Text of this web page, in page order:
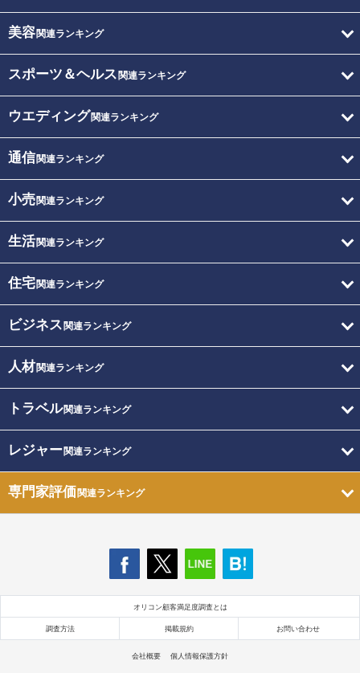
美容関連ランキング
スポーツ＆ヘルス 関連ランキング
ウエディング関連ランキング
通信関連ランキング
小売関連ランキング
生活関連ランキング
住宅関連ランキング
ビジネス 関連ランキング
人材関連ランキング
トラベル関連ランキング
レジャー関連ランキング
専門家評価関連ランキング
オリコン顧客満足度調査とは
調査方法 掲載規約 お問い合わせ
会社概要 個人情報保護方針